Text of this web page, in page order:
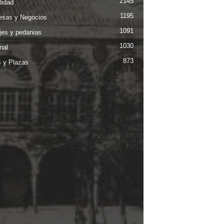
y Negocios 1195
y pedanias 1091
1030
y Plazas 873